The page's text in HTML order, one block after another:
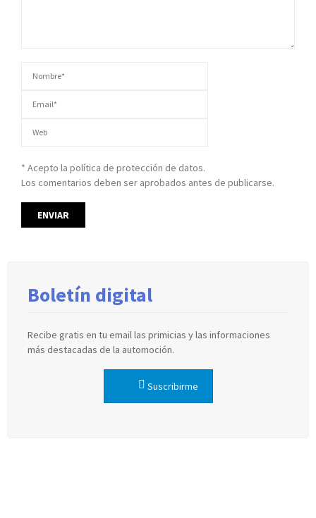
* Acepto la política de protección de datos.
Los comentarios deben ser aprobados antes de publicarse.
Boletín digital
Recibe gratis en tu email las primicias y las informaciones
más destacadas de la automoción.
Suscribirme